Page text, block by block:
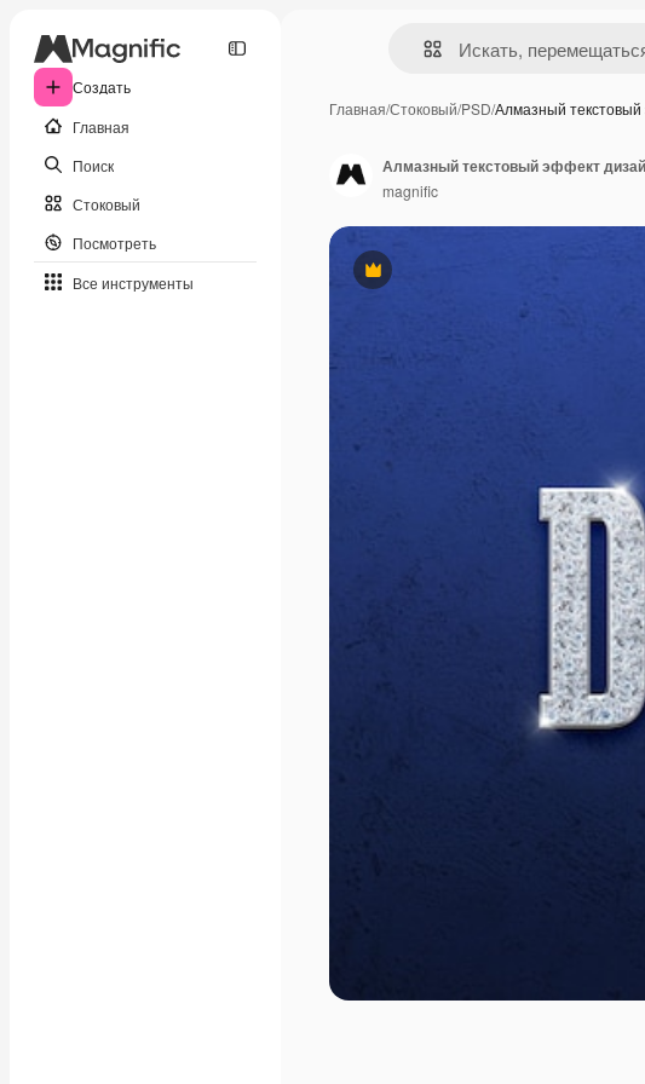
Создать
Главная
Поиск
Стоковый
Посмотреть
Все инструменты
Главная/Стоковый/PSD/Алмазный
Премиум
Алмазный текстовый эффект
magnific